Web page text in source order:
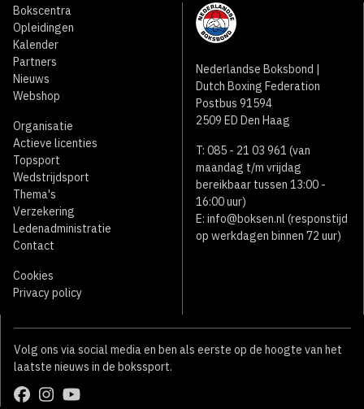
Bokscentra
Opleidingen
Kalender
Partners
Nieuws
Webshop
Organisatie
Actieve licenties
Topsport
Wedstrijdsport
Thema's
Verzekering
Ledenadministratie
Contact
Cookies
Privacy policy
Nederlandse Boksbond |
Dutch Boxing Federation
Postbus 91594
2509 ED Den Haag
T: 085 - 21 03 961 (van
maandag t/m vrijdag
bereikbaar tussen 13:00 -
16:00 uur)
E: info@boksen.nl (responstijd
op werkdagen binnen 72 uur)
Volg ons via social media en ben als eerste op de hoogte van het
laatste nieuws in de bokssport.